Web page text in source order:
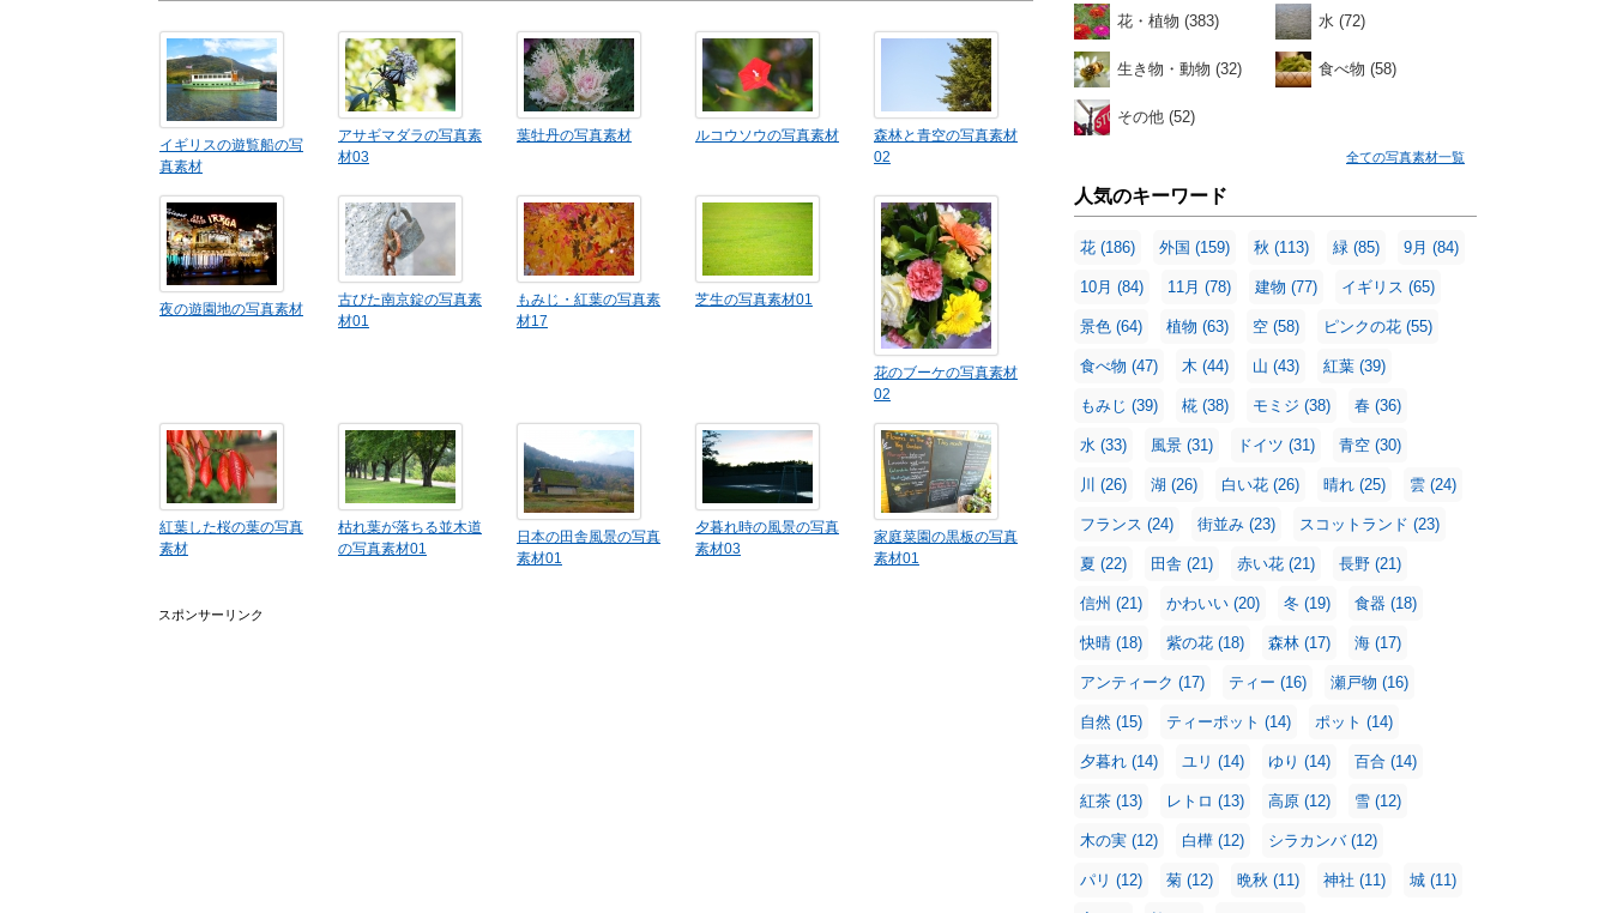
花・植物 (383) 水 (72)
生き物・動物 (32) 食べ物 (58)
その他 (52)
全ての写真素材一覧
人気のキーワード
花 (186) 外国 (159) 秋 (113) 緑 (85) 9月 (84)
10月 (84) 11月 (78) 建物 (77) イギリス (65)
景色 (64) 植物 (63) 空 (58) ピンクの花 (55)
食べ物 (47) 木 (44) 山 (43) 紅葉 (39)
もみじ (39) 椛 (38) モミジ (38) 春 (36)
水 (33) 風景 (31) ドイツ (31) 青空 (30)
川 (26) 湖 (26) 白い花 (26) 晴れ (25) 雲 (24)
フランス (24) 街並み (23) スコットランド (23)
夏 (22) 田舎 (21) 赤い花 (21) 長野 (21)
信州 (21) かわいい (20) 冬 (19) 食器 (18)
快晴 (18) 紫の花 (18) 森林 (17) 海 (17)
アンティーク (17) ティー (16) 瀬戸物 (16)
自然 (15) ティーポット (14) ポット (14)
夕暮れ (14) ユリ (14) ゆり (14) 百合 (14)
紅茶 (13) レトロ (13) 高原 (12) 雪 (12)
木の実 (12) 白樺 (12) シラカンバ (12)
パリ (12) 菊 (12) 晩秋 (11) 神社 (11) 城 (11)
イギリスの遊覧船の写
真素材
アサギマダラの写真素
材03
葉牡丹の写真素材 ルコウソウの写真素材
森林と青空の写真素材
02
夜の遊園地の写真素材
古びた南京錠の写真素
材01
もみじ・紅葉の写真素
材17
芝生の写真素材01
花のブーケの写真素材
02
紅葉した桜の葉の写真
素材
枯れ葉が落ちる並木道
の写真素材01
日本の田舎風景の写真
素材01
夕暮れ時の風景の写真
素材03
家庭菜園の黒板の写真
素材01
スポンサーリンク